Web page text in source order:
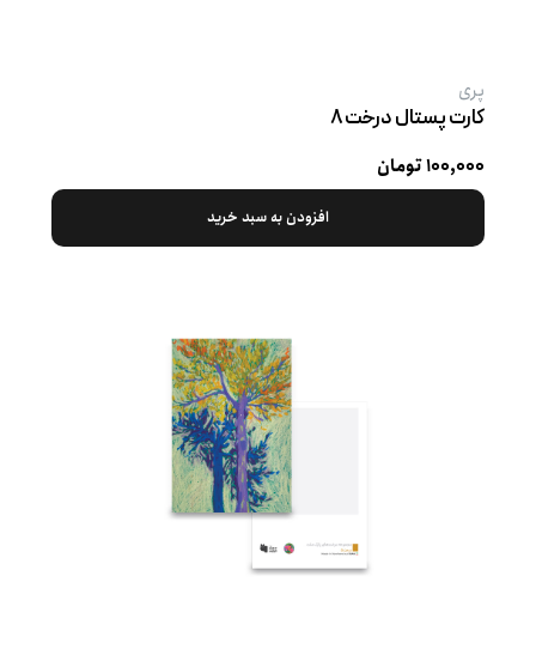
پری
کارت پستال درخت ۸
۱۰۰,۰۰۰ تومان
افزودن به سبد خرید